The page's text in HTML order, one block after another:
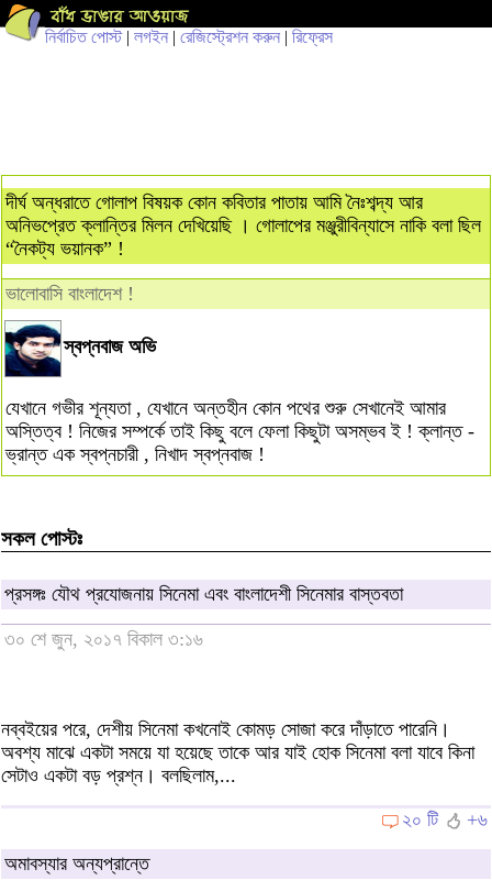
নির্বাচিত পোস্ট| লগইন | রেজিস্ট্রেশন করুন | রিফ্রেস
দীর্ঘ অন্ধরাতে গোলাপ বিষয়ক কোন কবিতার পাতায় আমি নৈঃশব্দ্য আর
অনিভপ্রেত ক্লান্তির মিলন দেখিয়েছি । গোলাপের মঞ্জুরীবিন্যাসে নাকি বলা ছিল
“নৈকট্য ভয়ানক” !
ভালোবাসি বাংলাদেশ !
স্বপ্নবাজ অভি
যেখানে গভীর শূন্যতা , যেখানে অন্তহীন কোন পথের শুরু সেখানেই আমার
অস্তিত্ব ! নিজের সম্পর্কে তাই কিছু বলে ফেলা কিছুটা অসম্ভব ই ! ক্লান্ত -
ভ্রান্ত এক স্বপ্নচারী , নিখাদ স্বপ্নবাজ !
সকল পোস্টঃ
প্রসঙ্গঃ যৌথ প্রযোজনায় সিনেমা এবং বাংলাদেশী সিনেমার বাস্তবতা
৩০ শে জুন, ২০১৭ বিকাল ৩:১৬
নব্বইয়ের পরে, দেশীয় সিনেমা কখনোই কোমড় সোজা করে দাঁড়াতে পারেনি।
অবশ্য মাঝে একটা সময়ে যা হয়েছে তাকে আর যাই হোক সিনেমা বলা যাবে কিনা
সেটাও একটা বড় প্রশ্ন। বলছিলাম,...
২০ টি
+৬
অমাবস্যার অন্যপ্রান্তে